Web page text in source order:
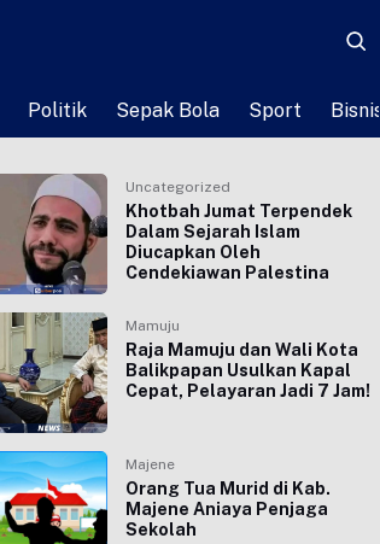
Politik Sepak Bola Sport Bisnis
Uncategorized
Khotbah Jumat Terpendek
Dalam Sejarah Islam
Diucapkan Oleh
Cendekiawan Palestina
Mamuju
Raja Mamuju dan Wali Kota
Balikpapan Usulkan Kapal
Cepat, Pelayaran Jadi 7 Jam!
Majene
Orang Tua Murid di Kab.
Majene Aniaya Penjaga
Sekolah